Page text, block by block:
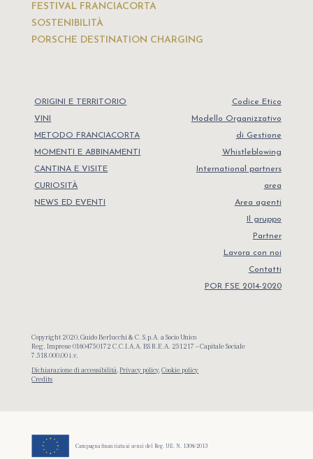
FESTIVAL FRANCIACORTA
SOSTENIBILITÀ
PORSCHE DESTINATION CHARGING
ORIGINI E TERRITORIO
VINI
METODO FRANCIACORTA
MOMENTI E ABBINAMENTI
CANTINA E VISITE
CURIOSITÀ
NEWS ED EVENTI
Codice Etico
Modello Organizzativo
di Gestione
Whistleblowing
International partners
area
Area agenti
Il gruppo
Partner
Lavora con noi
Contatti
POR FSE 2014-2020
Copyright 2020, Guido Berlucchi & C. S.p.A. a Socio Unico
Reg. Imprese 01604750172 C.C.I.A.A. BS R.E.A. 251217 – Capitale Sociale
7.518.000,00 i.v.
Dichiarazione di accessibilità ,Privacy policy,Cookie policy
Credits
Campagna finanziata ai sensi del Reg. UE. N. 1308/2013